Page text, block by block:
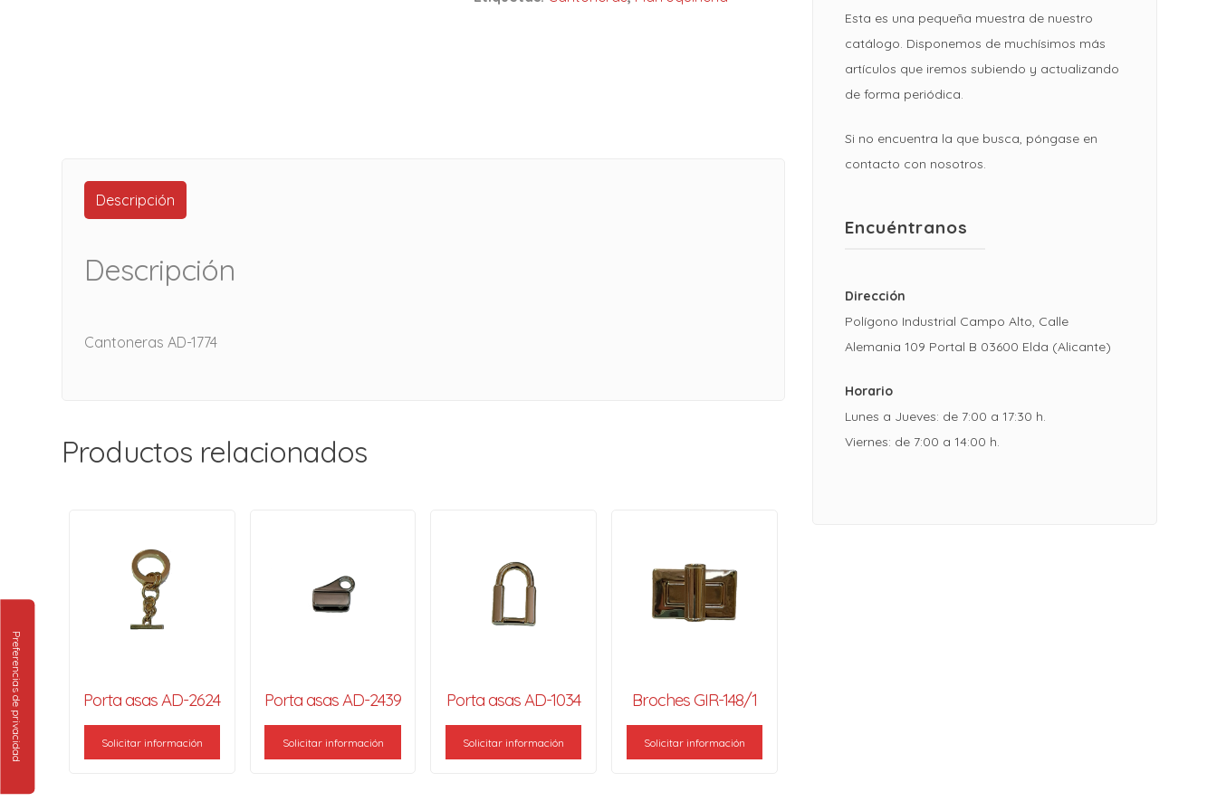
Descripción
Descripción
Cantoneras AD-1774
Productos relacionados
Porta asas AD-2624
Solicitar información
Porta asas AD-2439
Solicitar información
Porta asas AD-1034
Solicitar información
Broches GIR-148/1
Solicitar información
Esta es una pequeña muestra de nuestro
catálogo. Disponemos de muchísimos más
artículos que iremos subiendo y actualizando
de forma periódica.
Si no encuentra la que busca, póngase en
contacto con nosotros.
Encuéntranos
Dirección
Polígono Industrial Campo Alto, Calle
Alemania 109 Portal B 03600 Elda (Alicante)
Horario
Lunes a Jueves: de 7:00 a 17:30 h.
Viernes: de 7:00 a 14:00 h.